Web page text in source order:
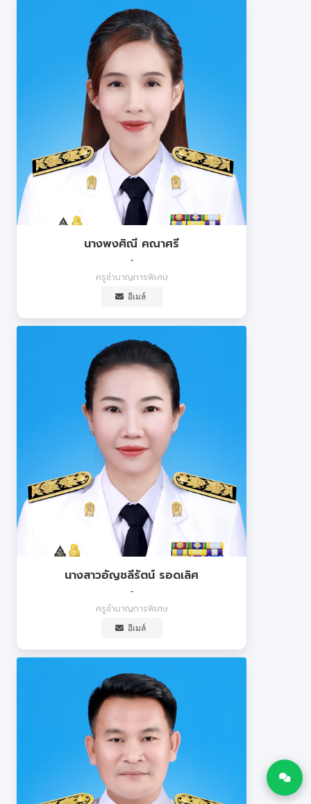
นางพงศิณี คณาศรี
-
ครูชำนาญการพิเศษ
อีเมล์
นางสาวอัญชลีรัตน์ รอดเลิศ
-
ครูชำนาญการพิเศษ
อีเมล์
เปิดช่